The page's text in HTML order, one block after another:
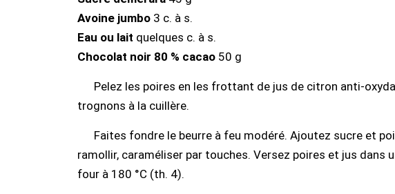
Avoine jumbo 3 c. à s.
Eau ou lait quelques c. à s.
Chocolat noir 80 % cacao 50 g
Pelez les poires en les frottant de jus de citron anti-
trognons à la cuillère.
Faites fondre le beurre à feu modéré. Ajoutez sucre et
ramollir, caraméliser par touches. Versez poires et jus dans
four à 180 °C (th. 4).